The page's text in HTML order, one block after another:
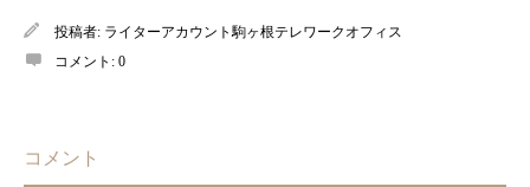
投稿者: ライターアカウント駒ヶ根テレワークオフィス
コメント: 0
コメント